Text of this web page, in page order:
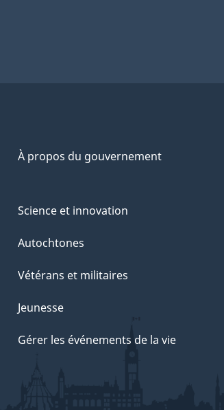
À propos du gouvernement
Science et innovation
Autochtones
Vétérans et militaires
Jeunesse
Gérer les événements de la vie